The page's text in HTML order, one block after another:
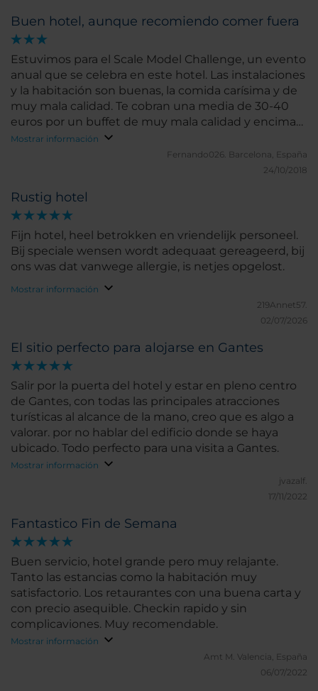
El sitio perfecto para alojarse en Gantes
Salir por la puerta del hotel y estar en pleno centro
de Gantes, con todas las principales atracciones
turísticas al alcance de la mano, creo que es algo a
valorar. por no hablar del edificio donde se haya
ubicado. Todo perfecto para una visita a Gantes.
Mostrar información
jvazalf.
17/11/2022
Fantastico Fin de Semana
Buen servicio, hotel grande pero muy relajante.
Tanto las estancias como la habitación muy
satisfactorio. Los retaurantes con una buena carta y
con precio asequible. Checkin rapido y sin
complicaviones. Muy recomendable.
Mostrar información
Amt M. Valencia, España
06/07/2022
Buen hotel, aunque recomiendo comer fuera
Estuvimos para el Scale Model Challenge, un evento
anual que se celebra en este hotel. Las instalaciones
y la habitación son buenas, la comida carísima y de
muy mala calidad. Te cobran una media de 30-40
euros por un buffet de muy mala calidad y encima
te hacen pagar la bebida aparte.
Mostrar información
Fernando026. Barcelona, España
24/10/2018
Rustig hotel
Fijn hotel, heel betrokken en vriendelijk personeel.
Bij speciale wensen wordt adequaat gereageerd, bij
ons was dat vanwege allergie, is netjes opgelost.
Mostrar información
219Annet57.
02/07/2026